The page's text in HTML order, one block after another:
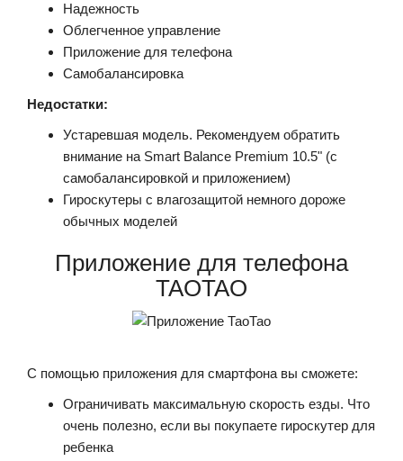
Надежность
Облегченное управление
Приложение для телефона
Самобалансировка
Недостатки:
Устаревшая модель. Рекомендуем обратить
внимание на Smart Balance Premium 10.5" (с
самобалансировкой и приложением)
Гироскутеры с влагозащитой немного дороже
обычных моделей
Приложение для телефона
TAOTAO
С помощью приложения для смартфона вы сможете:
Ограничивать максимальную скорость езды. Что
очень полезно, если вы покупаете гироскутер для
ребенка